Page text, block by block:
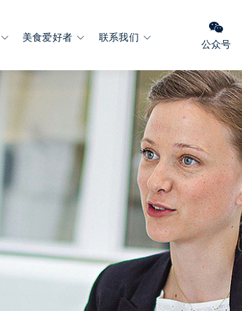
美食爱好者 联系我们
公众号